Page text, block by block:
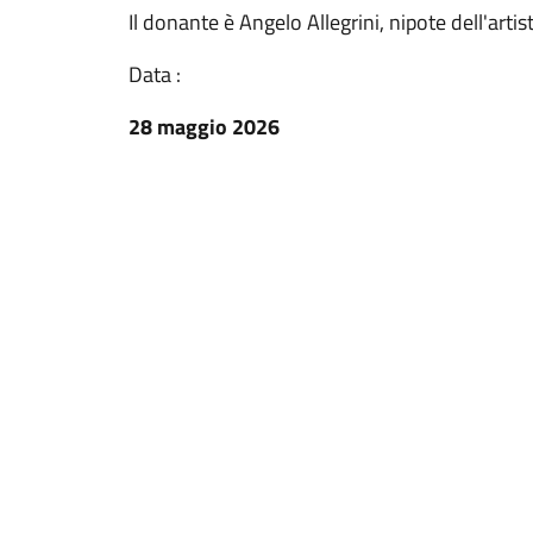
Il donante è Angelo Allegrini, nipote
Data :
28 maggio 2026